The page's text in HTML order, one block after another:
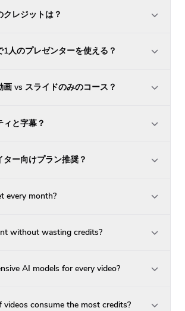
レジットは？
人のプレゼンターを使える？
画 vs スライドのみのコース？
ィと字幕？
ター向けプラン推奨？
every month?
without wasting credits?
AI models for every video?
consume the most credits?